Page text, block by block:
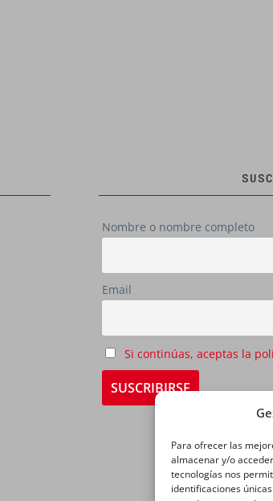
Para ofrecer las
almacenar y/o
tecnologías nos
identificaciones
Nombre o nombre completo
Email
Si continúas, aceptas la